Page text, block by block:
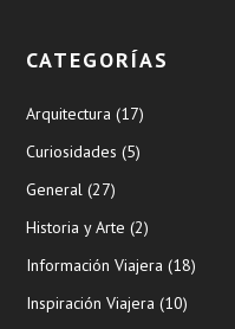
CATEGORÍAS
Arquitectura (17)
Curiosidades (5)
General (27)
Historia y Arte (2)
Información Viajera (18)
Inspiración Viajera (10)